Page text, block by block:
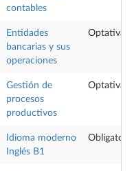
contables
Entidades
bancarias y sus
operaciones
Optativa
Gestión de
procesos
productivos
Optativa
Idioma moderno
Inglés B1